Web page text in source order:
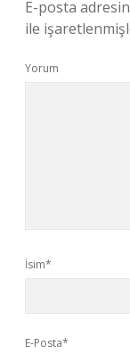
E-posta
ile
Yorum
İsim*
E-Posta*